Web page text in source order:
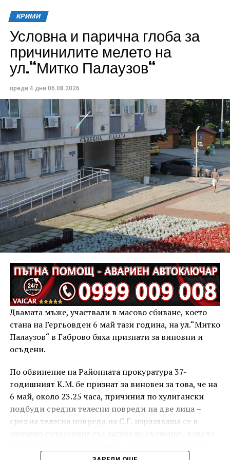
КРИМИ
Условна и парична глоба за
причинилите мелето на
ул.“Митко Палаузов“
преди 4 дни 06.08.2026
Двамата мъже, участвали в масово сбиване, което
стана на Гергьовден 6 май тази година, на ул.“Митко
Палаузов“ в Габрово бяха признати за виновни и
осъдени.
По обвинение на Районната прокуратура 37-
годишният К.М. бе признат за виновен за това, че на
6 май, около 23.25 часа, причинил по хулигански
подбуди средни телесни повреди на две лица –
средна телесна повреда на С.Г. изразяваща се в